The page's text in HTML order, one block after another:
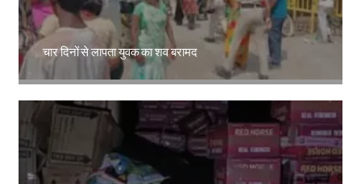
चार दिनों से लापता युवक का शव बरामद